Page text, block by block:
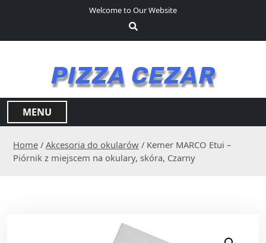
Welcome to Our Website
PIZZA CEZAR
MENU
Home / Akcesoria do okularów / Kemer MARCO Etui –
Piórnik z miejscem na okulary, skóra, Czarny